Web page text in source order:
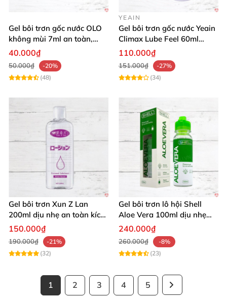
Gel bôi trơn gốc nước OLO
không mùi 7ml an toàn,
chất lượng
40.000₫
50.000₫
-20%
(48)
YEAIN
Gel bôi trơn gốc nước Yeain
Climax Lube Feel 60ml
Thăng hoa tối ưu
110.000₫
151.000₫
-27%
(34)
Gel bôi trơn Xun Z Lan
200ml dịu nhẹ an toàn kích
thích sảng khoái
150.000₫
190.000₫
-21%
(32)
Gel bôi trơn lô hội Shell
Aloe Vera 100ml dịu nhẹ
tăng khoái cảm
240.000₫
260.000₫
-8%
(23)
1 2 3 4 5